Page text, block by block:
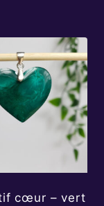
cœur – vert